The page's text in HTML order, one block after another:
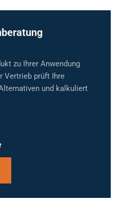
zu Ihrer Anwendung
Vertrieb prüft Ihre
und kalkuliert